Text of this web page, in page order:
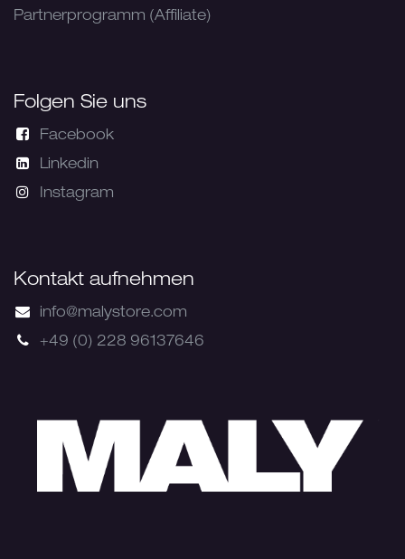
Partnerprogramm (Affiliate)
Folgen Sie uns
Facebook
Linkedin
Instagram
Kontakt aufnehmen
info@malystore.com
+49 (0) 228 96137646